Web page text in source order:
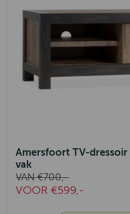
Amersfoort TV-dressoir
vak
VAN €700,-
VOOR €599,-